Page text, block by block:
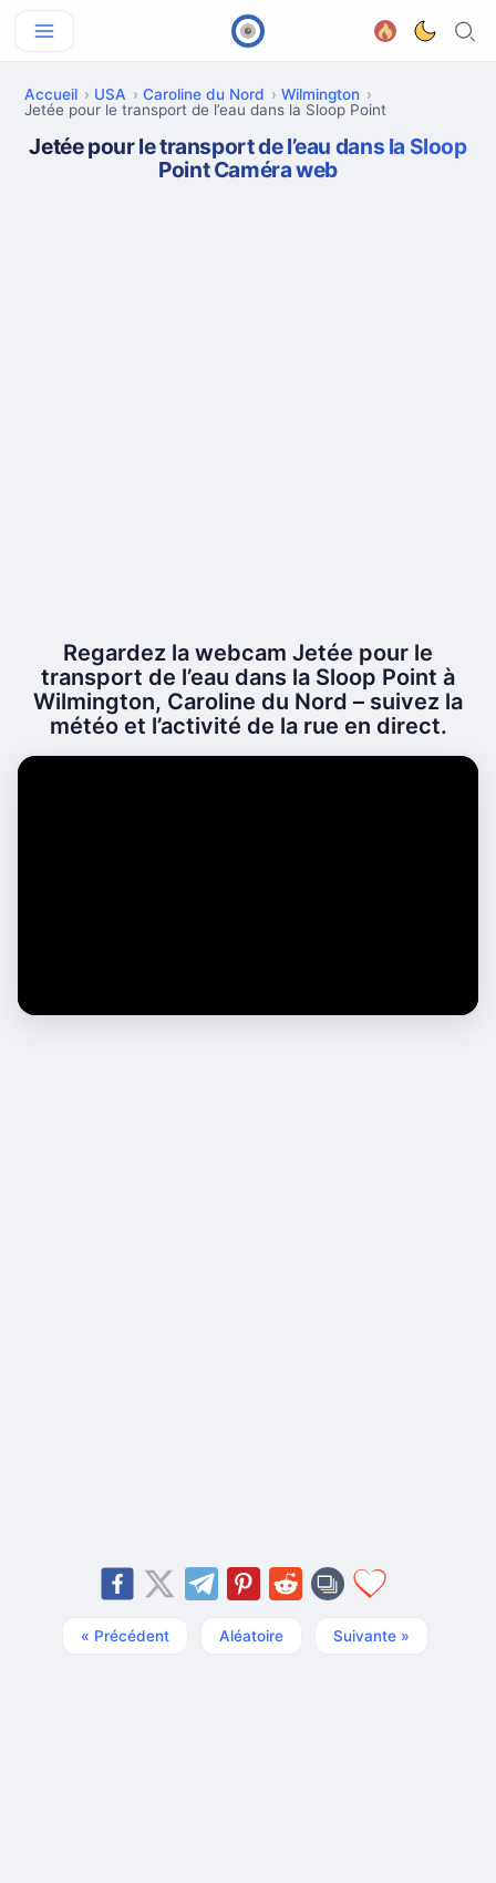
Accueil USA Caroline du Nord
Wilmington
Jetée pour le transport de l’eau dans la Sloop Point
Jetée pour le transport de l’eau dans la Sloop
Point Caméra web
Regardez la webcam Jetée pour le
transport de l’eau dans la Sloop Point à
Wilmington, Caroline du Nord – suivez la
météo et l’activité de la rue en direct.
« Précédent Aléatoire Suivante »